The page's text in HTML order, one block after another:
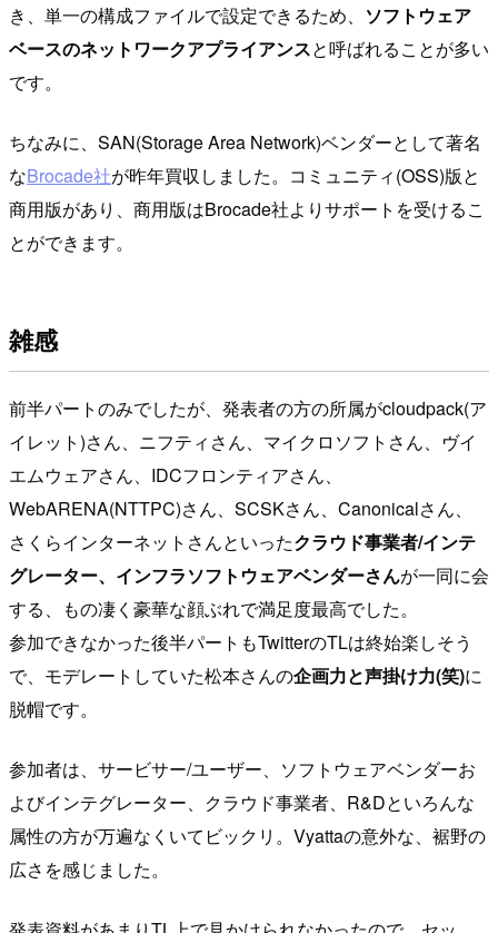
き、単一の構成ファイルで設定できるため、 ソフトウェア
ベースのネットワークアプライアンスと呼ばれることが多い
です。
ちなみに、SAN(Storage Area Network)ベンダーとして著名
なBrocade社が昨年買収しました。コミュニティ(OSS)版と
商用版があり、商用版はBrocade社よりサポートを受けるこ
とができます。
雑感
前半パートのみでしたが、発表者の方の所属がcloudpack(ア
イレット)さん、ニフティさん、マイクロソフトさん、ヴイ
エムウェアさん、IDCフロンティアさん、
WebARENA(NTTPC)さん、SCSKさん、Canonicalさん、
さくらインターネットさんといったクラウド事業者/インテ
グレーター、インフラソフトウェアベンダーさんが一同に会
する、もの凄く豪華な顔ぶれで満足度最高でした。
参加できなかった後半パートもTwitterのTLは終始楽しそう
で、モデレートしていた松本さんの企画力と声掛け力(笑)に
脱帽です。
参加者は、サービサー/ユーザー、ソフトウェアベンダーお
よびインテグレーター、クラウド事業者、R&Dといろんな
属性の方が万遍なくいてビックリ。Vyattaの意外な、裾野の
広さを感じました。